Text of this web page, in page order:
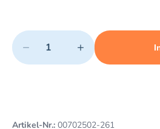
Quantity
− +
Minimum quantity: 1 Maximum
Add 1 item to cart
Artikel-Nr.: 00702502-261